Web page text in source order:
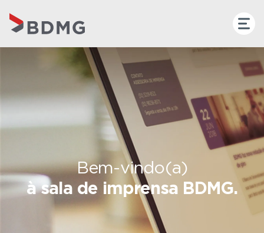
Bem-vindo(a)
à sala de imprensa BDMG.